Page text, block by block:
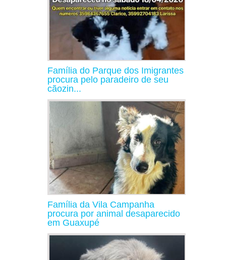
Família do Parque dos Imigrantes
procura pelo paradeiro de seu
cãozin...
Família da Vila Campanha
procura por animal desaparecido
em Guaxupé